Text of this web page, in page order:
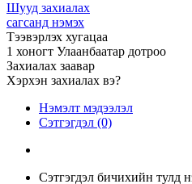
Шууд захиалах
сагсанд нэмэх
Тээвэрлэх хугацаа
1 хоногт Улаанбаатар дотроо
Захиалах заавар
Хэрхэн захиалах вэ?
Нэмэлт мэдээлэл
Сэтгэгдэл (0)
Сэтгэгдэл бичихийн тулд